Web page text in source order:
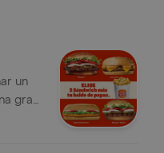
un
gran
2